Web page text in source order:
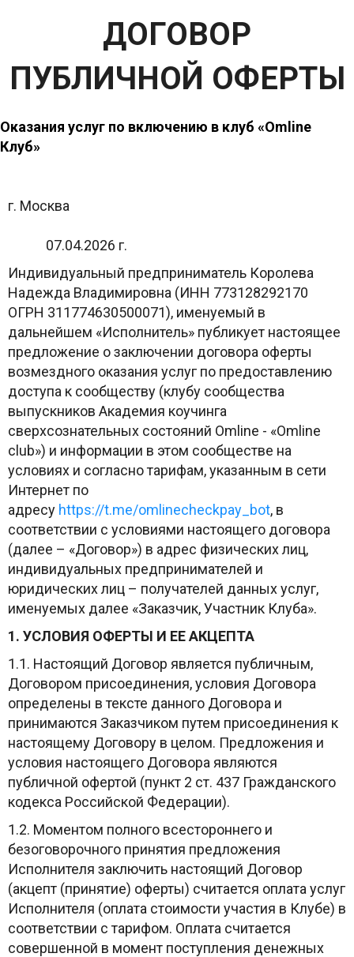
ДОГОВОР
ПУБЛИЧНОЙ ОФЕРТЫ
Оказания услуг по включению в клуб «Omline
Клуб»
г. Москва
07.04.2026 г.
Индивидуальный предприниматель Королева
Надежда Владимировна (ИНН 773128292170
ОГРН 311774630500071), именуемый в
дальнейшем «Исполнитель» публикует настоящее
предложение о заключении договора оферты
возмездного оказания услуг по предоставлению
доступа к сообществу (клубу сообщества
выпускников Академия коучинга
сверхсознательных состояний Omline - «Omline
club») и информации в этом сообществе на
условиях и согласно тарифам, указанным в сети
Интернет по
адресу https://t.me/omlinecheckpay_bot, в
соответствии с условиями настоящего договора
(далее – «Договор») в адрес физических лиц,
индивидуальных предпринимателей и
юридических лиц – получателей данных услуг,
именуемых далее «Заказчик, Участник Клуба».
1. УСЛОВИЯ ОФЕРТЫ И ЕЕ АКЦЕПТА
1.1. Настоящий Договор является публичным,
Договором присоединения, условия Договора
определены в тексте данного Договора и
принимаются Заказчиком путем присоединения к
настоящему Договору в целом. Предложения и
условия настоящего Договора являются
публичной офертой (пункт 2 ст. 437 Гражданского
кодекса Российской Федерации).
1.2. Моментом полного всестороннего и
безоговорочного принятия предложения
Исполнителя заключить настоящий Договор
(акцепт (принятие) оферты) считается оплата услуг
Исполнителя (оплата стоимости участия в Клубе) в
соответствии с тарифом. Оплата считается
совершенной в момент поступления денежных